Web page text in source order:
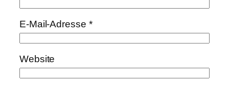
E-Mail-Adresse *
Website